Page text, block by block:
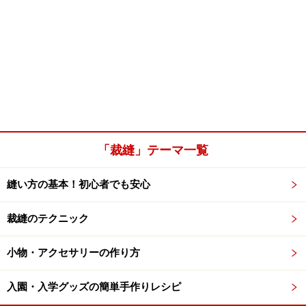
「裁縫」テーマ一覧
縫い方の基本！初心者でも安心
裁縫のテクニック
小物・アクセサリーの作り方
入園・入学グッズの簡単手作りレシピ